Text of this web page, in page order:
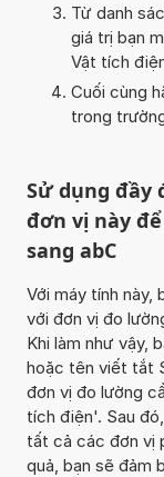
Từ danh
giá trị bạn
Vật tích
Cuối cùng
trong
Sử dụng đầy
đơn vị này
sang abC
Với máy tính này,
với đơn vị đo
Khi làm như vậy,
hoặc tên viết tắt
đơn vị đo lường
tích điện'. Sau
tất cả các đơn vị
quả, bạn sẽ đảm